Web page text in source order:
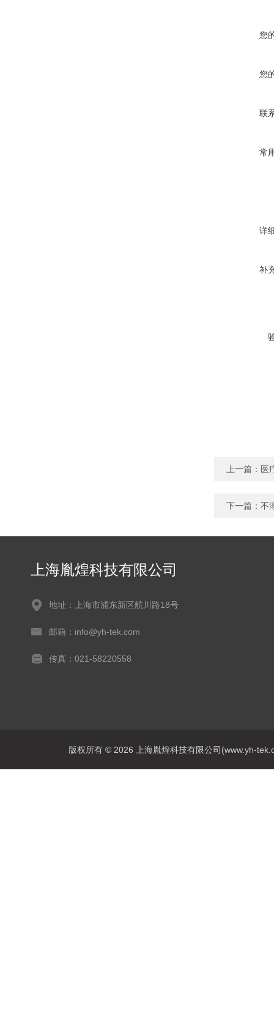
您
您
联
常
详
补
上一篇： 医
下一篇： 不
上海胤煌科技有限公司
地址：上海市浦东新区航川路18号
邮箱：info@yh-tek.com
传真：021-58220558
版权所有 © 2026 上海胤煌科技有限公司(www.yh-